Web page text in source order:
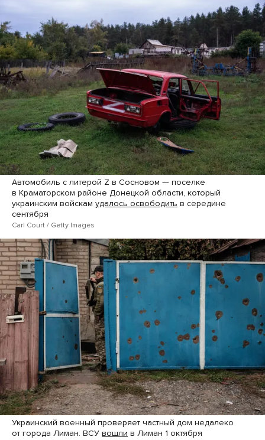
Автомобиль с литерой Z в Сосновом — поселке
в Краматорском районе Донецкой области, который
украинским войскам удалось освободить в середине
сентября
Carl Court / Getty Images
Украинский военный проверяет частный дом недалеко
от города Лиман. ВСУ вошли в Лиман 1 октября